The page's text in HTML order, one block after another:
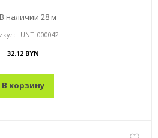
наличии 28 м
_UNT_000042
32.12 BYN
В корзину